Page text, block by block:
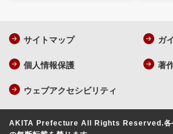
サイトマップ ガ
個人情報保護 著
ウェブアクセシビリティ
AKITA Prefecture All Rights Reserved.各